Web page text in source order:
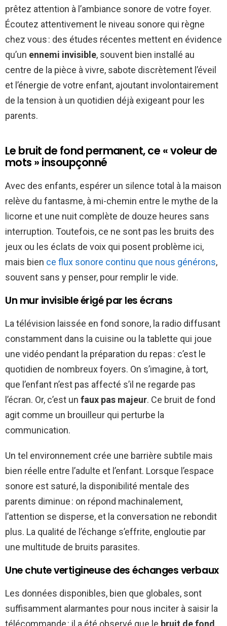
prêtez attention à l’ambiance sonore de votre foyer.
Écoutez attentivement le niveau sonore qui règne
chez vous : des études récentes mettent en évidence
qu’un ennemi invisible, souvent bien installé au
centre de la pièce à vivre, sabote discrètement l’éveil
et l’énergie de votre enfant, ajoutant involontairement
de la tension à un quotidien déjà exigeant pour les
parents.
Le bruit de fond permanent, ce « voleur de
mots » insoupçonné
Avec des enfants, espérer un silence total à la maison
relève du fantasme, à mi-chemin entre le mythe de la
licorne et une nuit complète de douze heures sans
interruption. Toutefois, ce ne sont pas les bruits des
jeux ou les éclats de voix qui posent problème ici,
mais bien ce flux sonore continu que nous générons,
souvent sans y penser, pour remplir le vide.
Un mur invisible érigé par les écrans
La télévision laissée en fond sonore, la radio diffusant
constamment dans la cuisine ou la tablette qui joue
une vidéo pendant la préparation du repas : c’est le
quotidien de nombreux foyers. On s’imagine, à tort,
que l’enfant n’est pas affecté s’il ne regarde pas
l’écran. Or, c’est un faux pas majeur. Ce bruit de fond
agit comme un brouilleur qui perturbe la
communication.
Un tel environnement crée une barrière subtile mais
bien réelle entre l’adulte et l’enfant. Lorsque l’espace
sonore est saturé, la disponibilité mentale des
parents diminue : on répond machinalement,
l’attention se disperse, et la conversation ne rebondit
plus. La qualité de l’échange s’effrite, engloutie par
une multitude de bruits parasites.
Une chute vertigineuse des échanges verbaux
Les données disponibles, bien que globales, sont
suffisamment alarmantes pour nous inciter à saisir la